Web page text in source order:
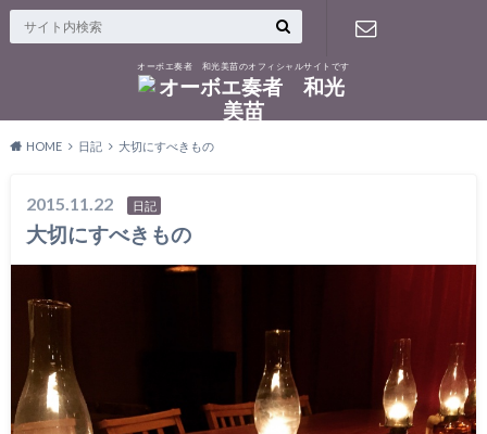
オーボエ奏者 和光美苗のオフィシャルサイトです
お問い合せ
HOME 日記 大切にすべきもの
2015.11.22 日記
大切にすべきもの